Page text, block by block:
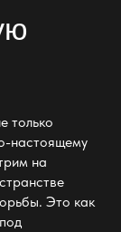
только
настоящему
на
Это как